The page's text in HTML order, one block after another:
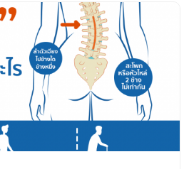
ดแบบตัวซี (C) และการคดแบบตัว
เป็นการคดหนึ่งตำแหน่ง จะทำให้ผู้
และอาจทำให้ไหล่กับสะโพกไม่เท่ากัน
ได้รับการรักษาที่ถูกต้องอาจทำให้
คดเป็นลักษณะตัวเอสคือเป็นการคด
วามคดของกระดูกสันหลังในจุดหนึ่ง
ถมีสมดุลที่ดีได้ ร่างกายจะพยายาม
การงอกระดูกสันหลังส่วนที่เหลือไป
หลังคดเป็นลักษณะคล้ายตัวเอส ซึ่ง